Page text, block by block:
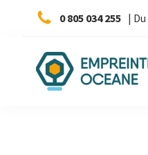
0 805 034 255 |